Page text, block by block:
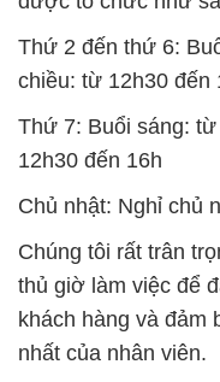
Thứ 2 đến thứ 6:
chiều: từ 12h30 đến
Thứ 7: Buổi sáng:
12h30 đến 16h
Chủ nhật: Nghỉ chủ
Chúng tôi rất trân
thủ giờ làm việc để
khách hàng và đảm
nhất của nhân viên.